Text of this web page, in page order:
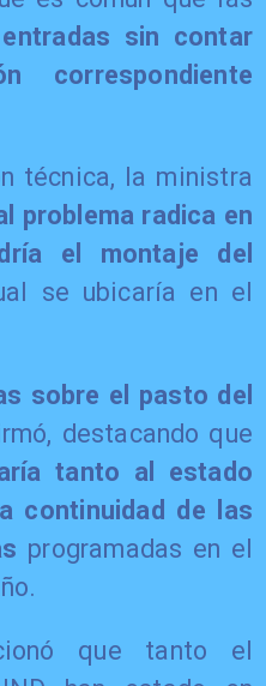
sin contar
correspondiente
técnica, la ministra
problema radica en
el montaje del
se ubicaría en el
sobre el pasto del
destacando que
tanto al estado
continuidad de las
programadas en el
que tanto el